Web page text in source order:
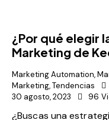
¿Por qué elegir
Marketing de
Marketing Automation,
Marketing,Tendencias
30 agosto, 2023
96
¿Buscas una